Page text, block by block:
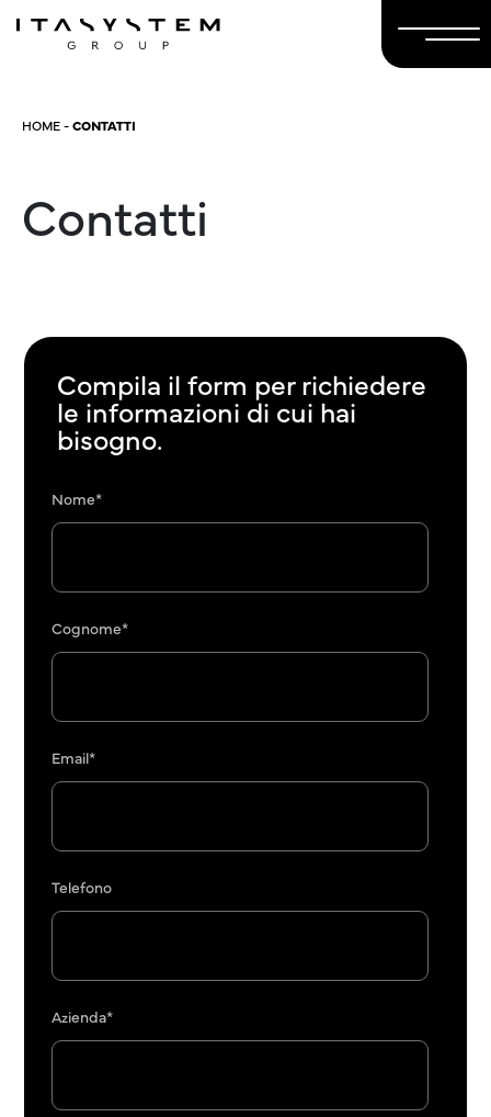
HOME-CONTATTI
Contatti
Compila il form per richiedere
le informazioni di cui hai
bisogno.
Nome*
Cognome*
Email*
Telefono
Azienda*